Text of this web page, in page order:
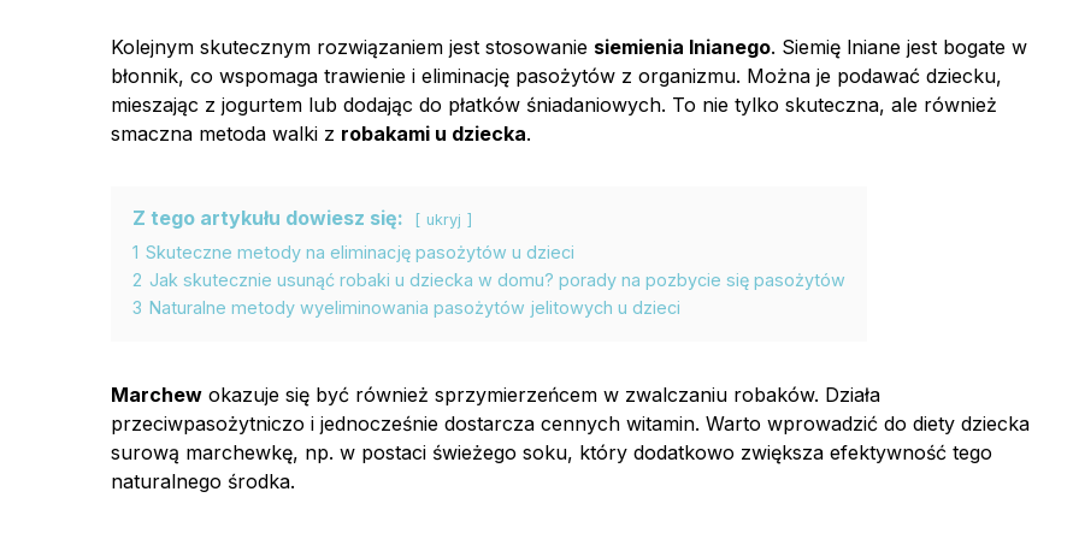
Kolejnym skutecznym rozwiązaniem jest stosowanie siemienia lnianego. Siemię lniane jest bogate w
błonnik, co wspomaga trawienie i eliminację pasożytów z organizmu. Można je podawać dziecku,
mieszając z jogurtem lub dodając do płatków śniadaniowych. To nie tylko skuteczna, ale również
smaczna metoda walki z robakami u dziecka.
Z tego artykułu dowiesz się: ukryj
1 Skuteczne metody na eliminację pasożytów u dzieci
2 Jak skutecznie usunąć robaki u dziecka w domu? porady na pozbycie się pasożytów
3 Naturalne metody wyeliminowania pasożytów jelitowych u dzieci
Marchew okazuje się być również sprzymierzeńcem w zwalczaniu robaków. Działa
przeciwpasożytniczo i jednocześnie dostarcza cennych witamin. Warto wprowadzić do diety dziecka
surową marchewkę, np. w postaci świeżego soku, który dodatkowo zwiększa efektywność tego
naturalnego środka.